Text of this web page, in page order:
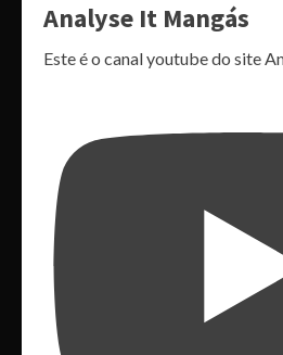
Analyse It Mangás
Este é o canal youtube do site